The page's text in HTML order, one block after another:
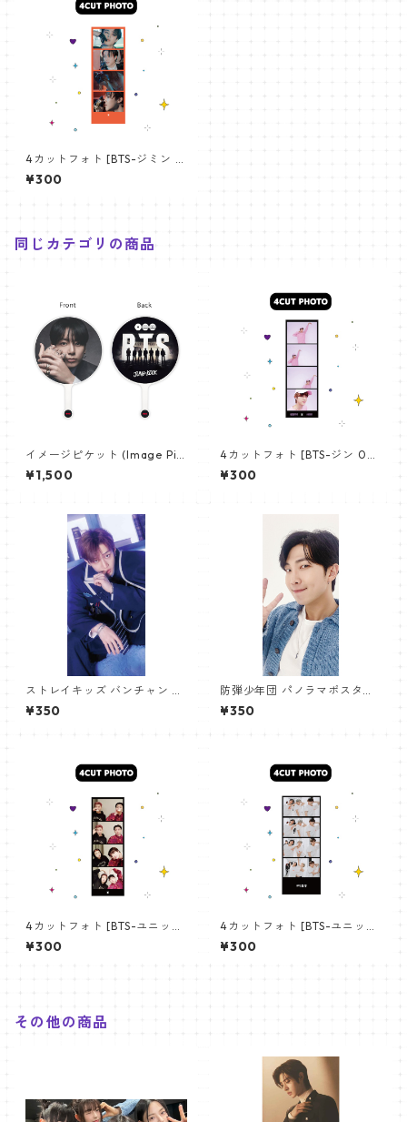
4カットフォト [BTS-ジミン 1
2] 4CUT PHOTO BTS-JIMIN
12
¥300
同じカテゴリの商品
イメージピケット (Image Pic
ket) うちわ - ジョングク (JU
NGKOOK_19)
¥1,500
4カットフォト [BTS-ジン 02]
4CUT PHOTO BTS-JIN 02
¥300
ストレイキッズ バンチャン パ
ノラマポスター (Stray Kids B
angchan Poster) 700*330
¥350
防弾少年団 パノラマポスター
(BTS Poster) 700*330mm
【アールエム RM-14】
¥350
4カットフォト [BTS-ユニット
01] 4CUT PHOTO BTS- UNI
T 01
¥300
4カットフォト [BTS-ユニット
03] 4CUT PHOTO BTS- UNI
T 03
¥300
その他の商品